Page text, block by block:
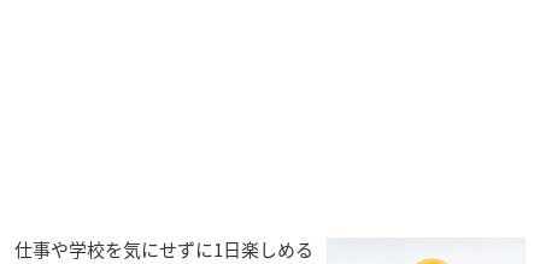
仕事や学校を気にせずに1日楽しめる